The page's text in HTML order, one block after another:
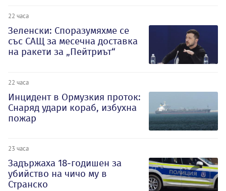
22 часа
Зеленски: Споразумяхме се
със САЩ за месечна доставка
на ракети за „Пейтриът“
22 часа
Инцидент в Ормузкия проток:
Снаряд удари кораб, избухна
пожар
23 часа
Задържаха 18-годишен за
убийство на чичо му в
Странско